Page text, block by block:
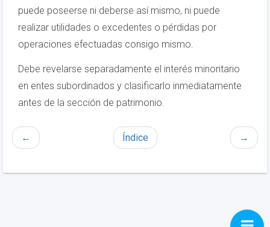
puede poseerse ni deberse así mismo, ni puede
realizar utilidades o excedentes o pérdidas por
operaciones efectuadas consigo mismo.
Debe revelarse separadamente el interés minoritario
en entes subordinados y clasificarlo inmediatamente
antes de la sección de patrimonio.
← Índice →